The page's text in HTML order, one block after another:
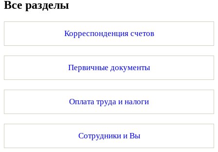
Все разделы
Корреспонденция счетов
Первичные документы
Оплата труда и налоги
Сотрудники и Вы